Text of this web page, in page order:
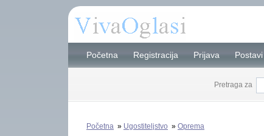
Početna Registracija Prijava
Pretraga za
Početna » Ugostiteljstvo » Oprema